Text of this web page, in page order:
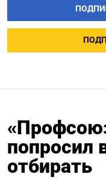
попросил
отбирать